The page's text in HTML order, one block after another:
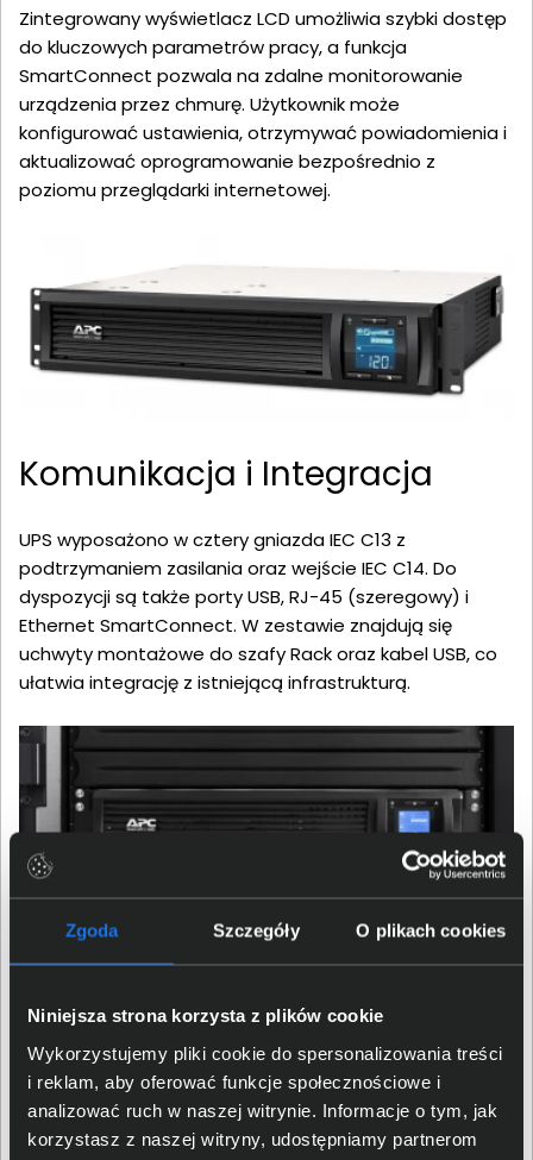
Zgoda Szczegóły O plikach cookies
Niniejsza strona korzysta z plików cookie
Wykorzystujemy pliki cookie do spersonalizowania treści
i reklam, aby oferować funkcje społecznościowe i
analizować ruch w naszej witrynie. Informacje o tym, jak
korzystasz z naszej witryny, udostępniamy partnerom
Zintegrowany wyświetlacz LCD umożliwia szybki dostęp
do kluczowych parametrów pracy, a funkcja
SmartConnect pozwala na zdalne monitorowanie
urządzenia przez chmurę. Użytkownik może
konfigurować ustawienia, otrzymywać powiadomienia i
aktualizować oprogramowanie bezpośrednio z
poziomu przeglądarki internetowej.
Komunikacja i Integracja
UPS wyposażono w cztery gniazda IEC C13 z
podtrzymaniem zasilania oraz wejście IEC C14. Do
dyspozycji są także porty USB, RJ-45 (szeregowy) i
Ethernet SmartConnect. W zestawie znajdują się
uchwyty montażowe do szafy Rack oraz kabel USB, co
ułatwia integrację z istniejącą infrastrukturą.
Obudowa o wymiarach 432 × 86 × 406 mm i wadze 20,5
kg została zaprojektowana z myślą o trwałości i łatwej
instalacji. Wewnątrz znajduje się akumulator ołowiowo-
kwasowy, który ładuje się w około 3 godziny.